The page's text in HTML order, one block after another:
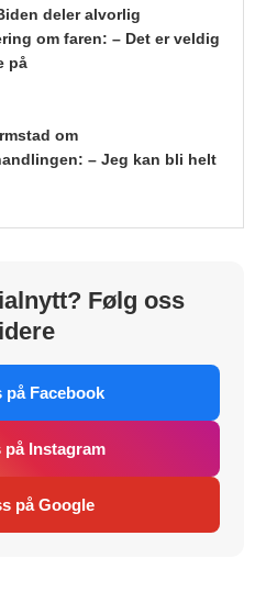
deler alvorlig
om faren: – Det er veldig
på
om
– Jeg kan bli helt
Følg oss
på Facebook
på Instagram
på Google